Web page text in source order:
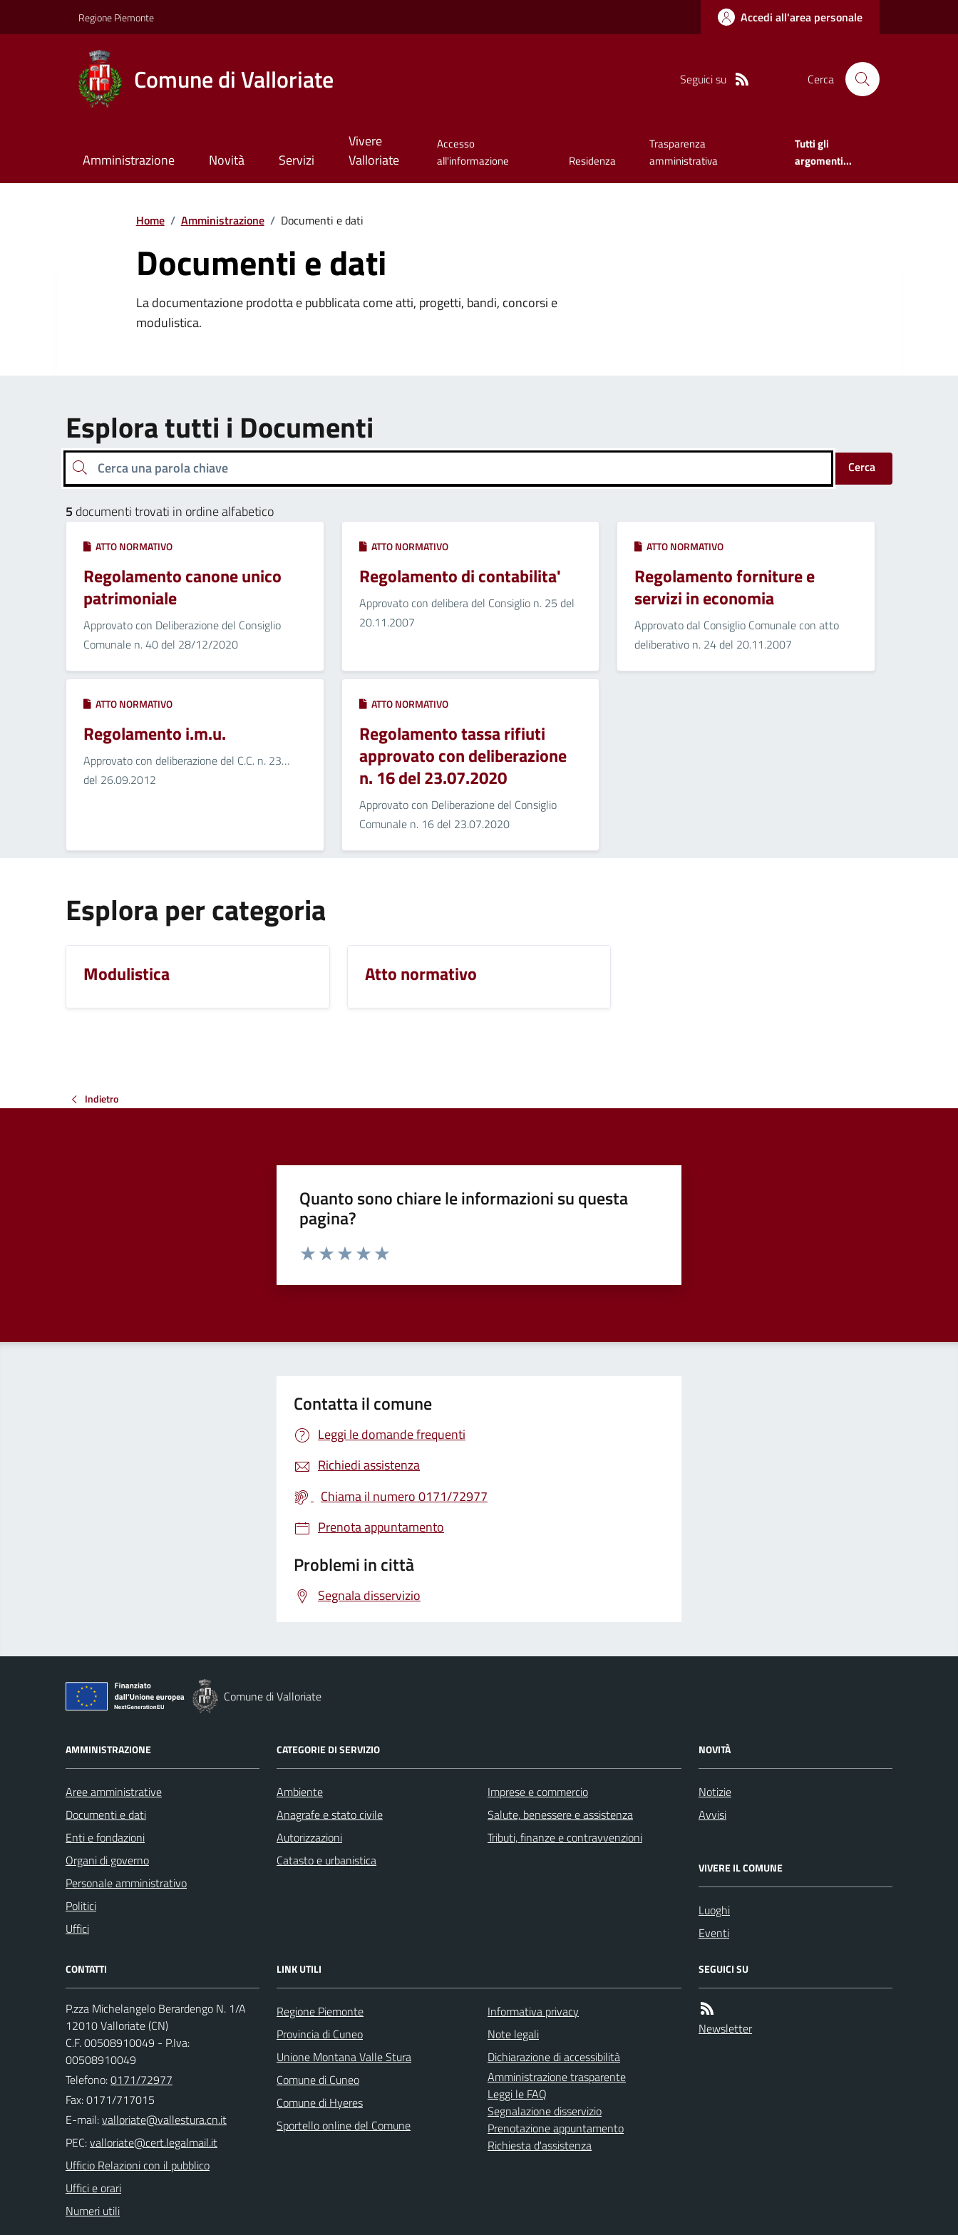
Regione Piemonte Accedi all'area personale
Comune di Valloriate Seguici su Cerca
Amministrazione Novità Servizi
Vivere
Valloriate
Accesso
all'informazione
Residenza
Trasparenza
amministrativa
Tutti gli
argomenti...
Home / Amministrazione / Documenti e dati
Documenti e dati
La documentazione prodotta e pubblicata come atti, progetti, bandi, concorsi e
modulistica.
Esplora tutti i Documenti
Cerca una parola chiave Cerca
5 documenti trovati in ordine alfabetico
ATTO NORMATIVO
Regolamento canone unico
patrimoniale
Approvato con Deliberazione del Consiglio
Comunale n. 40 del 28/12/2020
ATTO NORMATIVO
Regolamento di contabilita'
Approvato con delibera del Consiglio n. 25 del
20.11.2007
ATTO NORMATIVO
Regolamento forniture e
servizi in economia
Approvato dal Consiglio Comunale con atto
deliberativo n. 24 del 20.11.2007
ATTO NORMATIVO
Regolamento i.m.u.
Approvato con deliberazione del C.C. n. 23…
del 26.09.2012
ATTO NORMATIVO
Regolamento tassa rifiuti
approvato con deliberazione
n. 16 del 23.07.2020
Approvato con Deliberazione del Consiglio
Comunale n. 16 del 23.07.2020
Esplora per categoria
Modulistica Atto normativo
Indietro
Quanto sono chiare le informazioni su questa
pagina?
Valuta da 1 a 5 stelle la pagina
Contatta il comune
Leggi le domande frequenti
Richiedi assistenza
Chiama il numero 0171/72977
Prenota appuntamento
Problemi in città
Segnala disservizio
Comune di Valloriate
AMMINISTRAZIONE
Aree amministrative
Documenti e dati
Enti e fondazioni
Organi di governo
Personale amministrativo
Politici
Uffici
CATEGORIE DI SERVIZIO
Ambiente
Anagrafe e stato civile
Autorizzazioni
Catasto e urbanistica
Imprese e commercio
Salute, benessere e assistenza
Tributi, finanze e contravvenzioni
NOVITÀ
Notizie
Avvisi
VIVERE IL COMUNE
Luoghi
Eventi
CONTATTI
P.zza Michelangelo Berardengo N. 1/A
12010 Valloriate (CN)
C.F. 00508910049 - P.Iva:
00508910049
Telefono:0171/72977
Fax: 0171/717015
E-mail:
PEC:
Ufficio Relazioni con il pubblico
Uffici e orari
Numeri utili
LINK UTILI
Regione Piemonte
Provincia di Cuneo
Unione Montana Valle Stura
Comune di Cuneo
Comune di Hyeres
Sportello online del Comune
Informativa privacy
Note legali
Dichiarazione di accessibilità
Amministrazione trasparente
Leggi le FAQ
Segnalazione disservizio
Prenotazione appuntamento
Richiesta d'assistenza
SEGUICI SU
Newsletter